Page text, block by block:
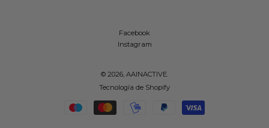
Facebook
Instagram
© 2026, AAINACTIVE
Tecnología de Shopify
Métodos de pago